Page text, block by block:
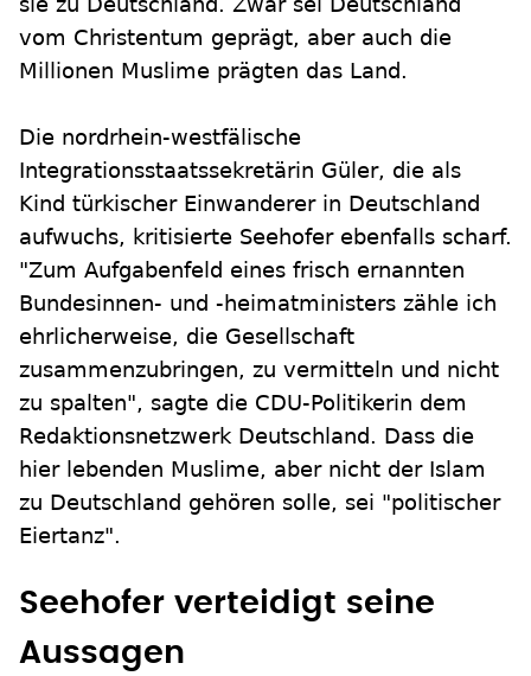
vom Christentum geprägt, aber auch die
Millionen Muslime prägten das Land.
Die nordrhein-westfälische
Integrationsstaatssekretärin Güler, die als
Kind türkischer Einwanderer in Deutschland
aufwuchs, kritisierte Seehofer ebenfalls scharf.
"Zum Aufgabenfeld eines frisch ernannten
Bundesinnen- und -heimatministers zähle ich
ehrlicherweise, die Gesellschaft
zusammenzubringen, zu vermitteln und nicht
zu spalten", sagte die CDU-Politikerin dem
Redaktionsnetzwerk Deutschland. Dass die
hier lebenden Muslime, aber nicht der Islam
zu Deutschland gehören solle, sei "politischer
Eiertanz".
Seehofer verteidigt seine
Aussagen